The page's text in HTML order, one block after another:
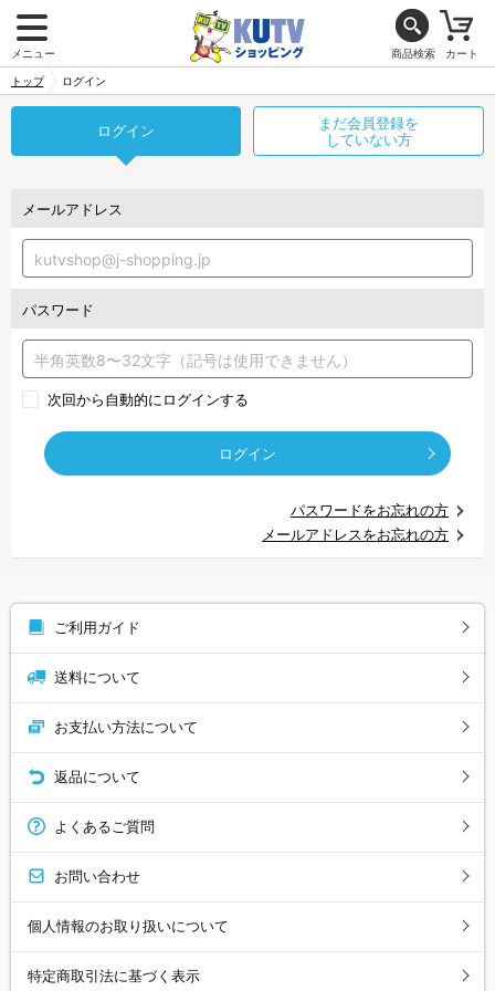
メニュー 商品検索 カート
トップ ログイン
ログイン
まだ会員登録を
していない方
メールアドレス
パスワード
次回から自動的にログインする
ログイン
パスワードをお忘れの方
メールアドレスをお忘れの方
ご利用ガイド
送料について
お支払い方法について
返品について
よくあるご質問
お問い合わせ
個人情報のお取り扱いについて
特定商取引法に基づく表示